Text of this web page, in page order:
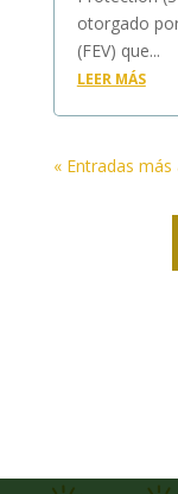
otorgado
(FEV) que...
LEER MÁS
« Entradas más